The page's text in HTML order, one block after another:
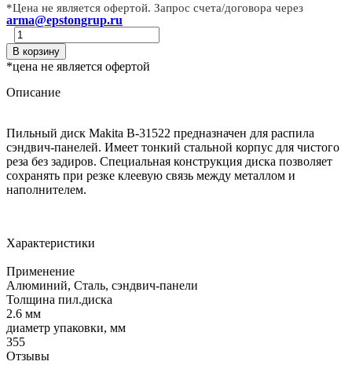
*Цена не является офертой. Запрос счета/договора через
arma@epstongrup.ru
В корзину
*цена не является офертой
Описание
Пильный диск Makita B-31522 предназначен для распила
сэндвич-панелей. Имеет тонкий стальной корпус для чистого
реза без задиров. Специальная конструкция диска позволяет
сохранять при резке клеевую связь между металлом и
наполнителем.
Характеристики
Применение
Алюминий, Сталь, сэндвич-панели
Толщина пил.диска
2.6 мм
диаметр упаковки, мм
355
Отзывы